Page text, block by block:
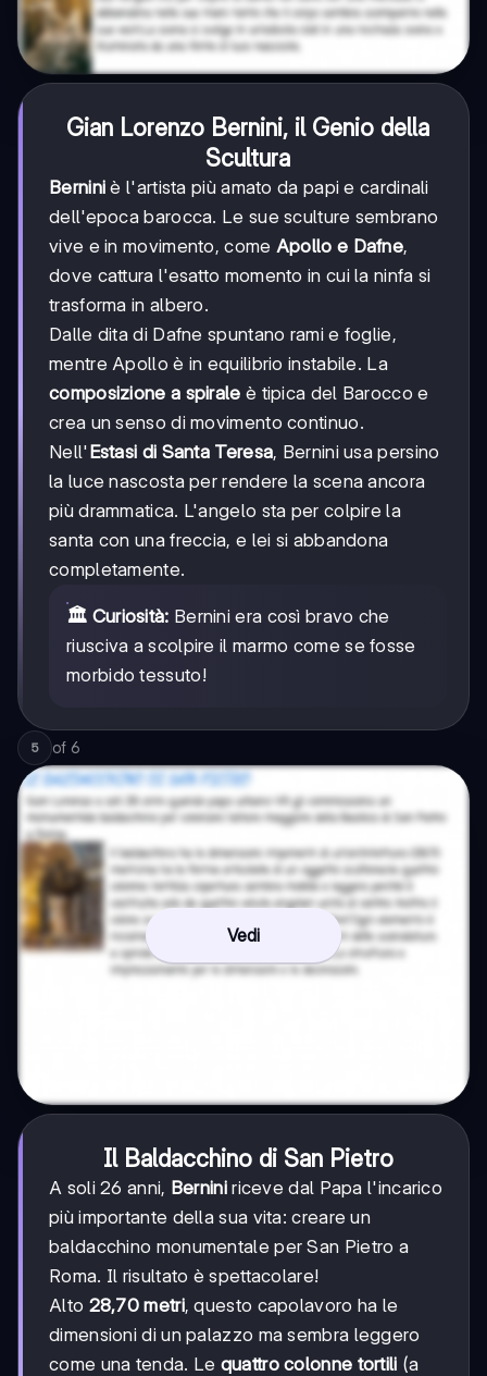
Gian Lorenzo Bernini, il Genio della
Scultura
Bernini è l'artista più amato da papi e cardinali
dell'epoca barocca. Le sue sculture sembrano
vive e in movimento, come Apollo e Dafne,
dove cattura l'esatto momento in cui la ninfa si
trasforma in albero.
Dalle dita di Dafne spuntano rami e foglie,
mentre Apollo è in equilibrio instabile. La
composizione a spirale è tipica del Barocco e
crea un senso di movimento continuo.
Nell'Estasi di Santa Teresa, Bernini usa persino
la luce nascosta per rendere la scena ancora
più drammatica. L'angelo sta per colpire la
santa con una freccia, e lei si abbandona
completamente.
🏛️ Curiosità: Bernini era così bravo che
riusciva a scolpire il marmo come se fosse
morbido tessuto!
5 of 6
Vedi
Il Baldacchino di San Pietro
A soli 26 anni, Berniniriceve dal Papa l'incarico
più importante della sua vita: creare un
baldacchino monumentale per San Pietro a
Roma. Il risultato è spettacolare!
Alto 28,70 metri, questo capolavoro ha le
dimensioni di un palazzo ma sembra leggero
come una tenda. Le quattro colonne tortili (a